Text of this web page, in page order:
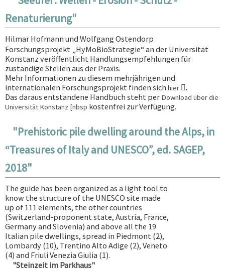
Renaturierung"
Hilmar Hofmann und Wolfgang Ostendorp
Forschungsprojekt „HyMoBioStrategie“ an der Universität
Konstanz veröffentlicht Handlungsempfehlungen für
zuständige Stellen aus der Praxis.
Mehr Informationen zu diesem mehrjährigen und
internationalen Forschungsprojekt finden sich hier
.
Das daraus entstandene Handbuch steht per Download über die
Universität Konstanz [nbsp kostenfrei zur Verfügung.
"Prehistoric pile dwelling around the Alps, in
“Treasures of Italy and UNESCO”, ed. SAGEP,
2018"
The guide has been organized as a light tool to
know the structure of the UNESCO site made
up of 111 elements, the other countries
(Switzerland-proponent state, Austria, France,
Germany and Slovenia) and above all the 19
Italian pile dwellings, spread in Piedmont (2),
Lombardy (10), Trentino Alto Adige (2), Veneto
(4) and Friuli Venezia Giulia (1).
"Steinzeit im Parkhaus"